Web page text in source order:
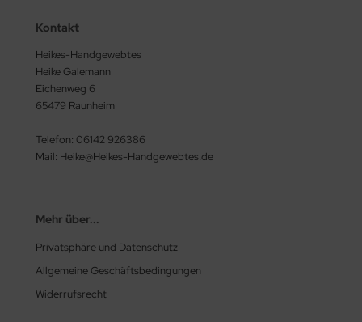
Kontakt
Heikes-Handgewebtes
Heike Galemann
Eichenweg 6
65479 Raunheim
Telefon: 06142 926386
Mail: Heike@Heikes-Handgewebtes.de
Mehr über...
Privatsphäre und Datenschutz
Allgemeine Geschäftsbedingungen
Widerrufsrecht